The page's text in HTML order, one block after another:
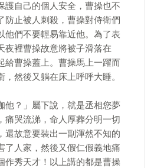
護自己的個人安全，曹操也不
防止被人刺殺，曹操對侍衛們
他們不要輕易靠近他。為了表
夜裡曹操故意將被子滑落在
給曹操蓋上。曹操馬上一躍而
然後又躺在床上呼呼大睡。
他？」屬下說，就是丞相您夢
痛哭流涕，命人厚葬分明一切
還故意要裝出一副渾然不知的
了人家，然後又假仁假義地痛
作秀天才！以上講的都是曹操